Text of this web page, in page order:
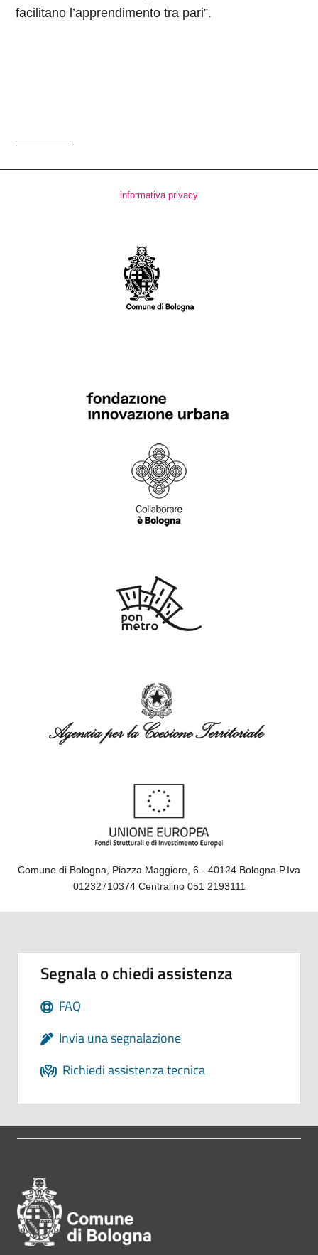
facilitano l’apprendimento tra pari”.
informativa privacy
Comune di Bologna, Piazza Maggiore, 6 - 40124 Bologna P.Iva
01232710374 Centralino 051 2193111
Segnala o chiedi assistenza
FAQ
Invia una segnalazione
Richiedi assistenza tecnica